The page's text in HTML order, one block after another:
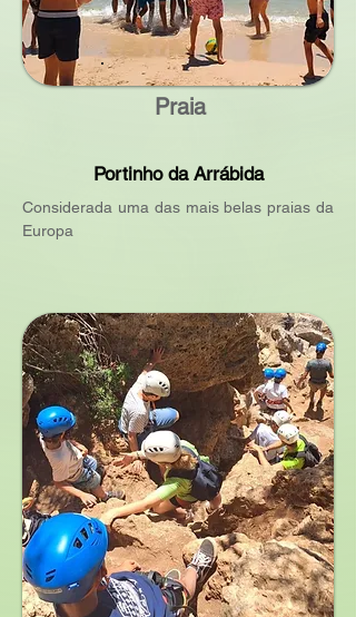
Praia
Portinho da Arrábida
Considerada uma das mais belas praias da
Europa